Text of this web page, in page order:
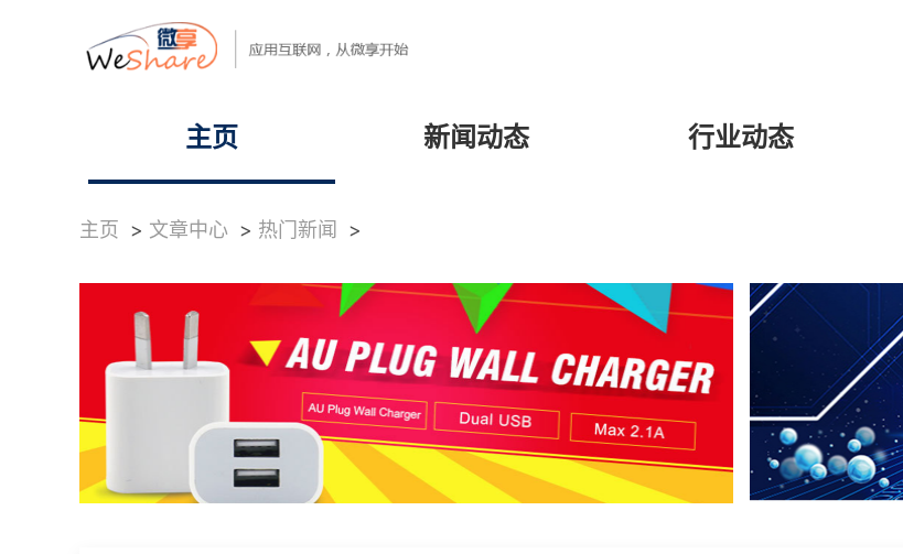
主页 新闻动态 行业动态
主页 > 文章中心 > 热门新闻 >